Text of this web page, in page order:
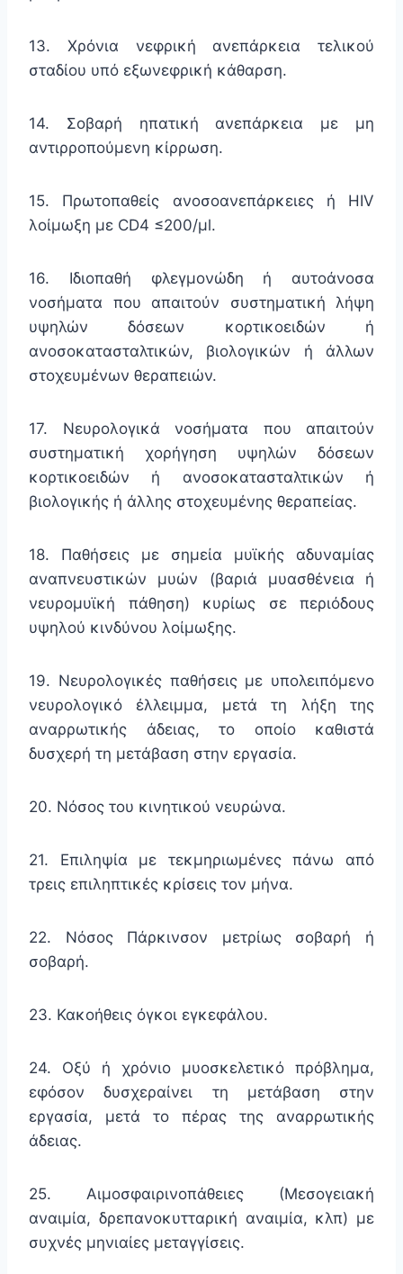
13. Χρόνια νεφρική ανεπάρκεια τελικού
σταδίου υπό εξωνεφρική κάθαρση.
14. Σοβαρή ηπατική ανεπάρκεια με μη
αντιρροπούμενη κίρρωση.
15. Πρωτοπαθείς ανοσοανεπάρκειες ή ΗIV
λοίμωξη με CD4 ≤200/μl.
16. Ιδιοπαθή φλεγμονώδη ή αυτοάνοσα
νοσήματα που απαιτούν συστηματική λήψη
υψηλών δόσεων κορτικοειδών ή
ανοσοκατασταλτικών, βιολογικών ή άλλων
στοχευμένων θεραπειών.
17. Νευρολογικά νοσήματα που απαιτούν
συστηματική χορήγηση υψηλών δόσεων
κορτικοειδών ή ανοσοκατασταλτικών ή
βιολογικής ή άλλης στοχευμένης θεραπείας.
18. Παθήσεις με σημεία μυϊκής αδυναμίας
αναπνευστικών μυών (βαριά μυασθένεια ή
νευρομυϊκή πάθηση) κυρίως σε περιόδους
υψηλού κινδύνου λοίμωξης.
19. Νευρολογικές παθήσεις με υπολειπόμενο
νευρολογικό έλλειμμα, μετά τη λήξη της
αναρρωτικής άδειας, το οποίο καθιστά
δυσχερή τη μετάβαση στην εργασία.
20. Νόσος του κινητικού νευρώνα.
21. Επιληψία με τεκμηριωμένες πάνω από
τρεις επιληπτικές κρίσεις τον μήνα.
22. Νόσος Πάρκινσον μετρίως σοβαρή ή
σοβαρή.
23. Κακοήθεις όγκοι εγκεφάλου.
24. Οξύ ή χρόνιο μυοσκελετικό πρόβλημα,
εφόσον δυσχεραίνει τη μετάβαση στην
εργασία, μετά το πέρας της αναρρωτικής
άδειας.
25. Αιμοσφαιρινοπάθειες (Μεσογειακή
αναιμία, δρεπανοκυτταρική αναιμία, κλπ) με
συχνές μηνιαίες μεταγγίσεις.